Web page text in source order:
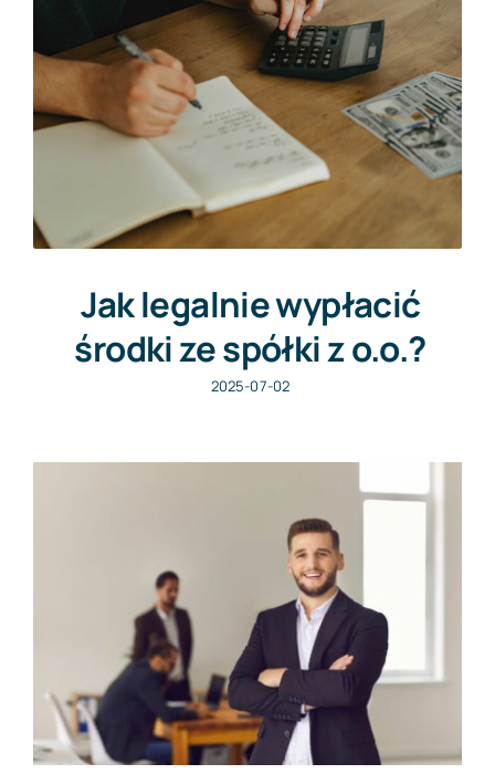
Darmowa wycena
Jak legalnie wypłacić
środki ze spółki z o.o.?
2025-07-02